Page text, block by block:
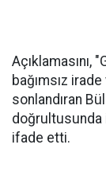
Açıklamasını,
bağımsız
sonlandıran
doğrultusunda
ifade etti.